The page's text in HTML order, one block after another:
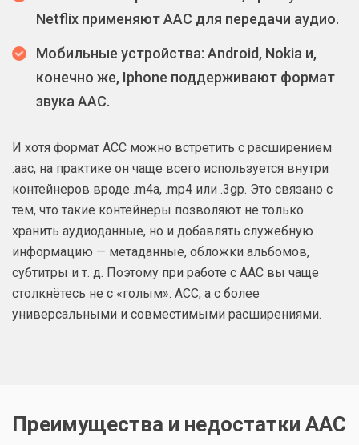
Netflix применяют AAC для передачи аудио.
Мобильные устройства: Android, Nokia и,
конечно же, Iphone поддерживают формат
звука AAC.
И хотя формат ACC можно встретить с расширением
.aac, на практике он чаще всего используется внутри
контейнеров вроде .m4a, .mp4 или .3gp. Это связано с
тем, что такие контейнеры позволяют не только
хранить аудиоданные, но и добавлять служебную
информацию — метаданные, обложки альбомов,
субтитры и т. д. Поэтому при работе с AAC вы чаще
столкнётесь не с «голым». ACC, а с более
универсальными и совместимыми расширениями.
Преимущества и недостатки AAC